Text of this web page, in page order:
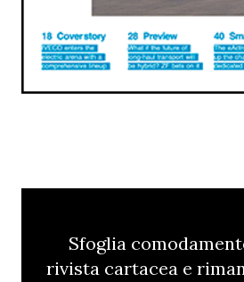
Sfoglia
rivista cartacea e